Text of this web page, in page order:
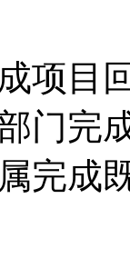
项目
门完
完成